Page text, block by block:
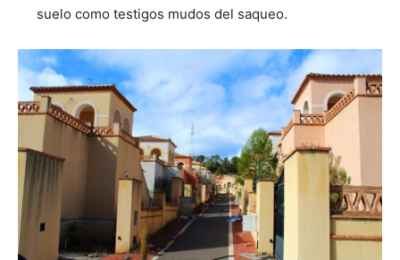
suelo como testigos mudos del saqueo.